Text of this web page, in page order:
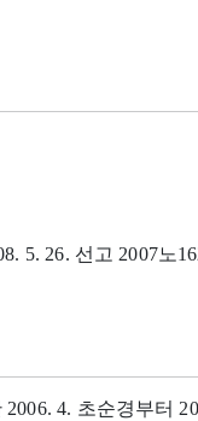
5. 26. 선고 2007노
4. 초순경부터